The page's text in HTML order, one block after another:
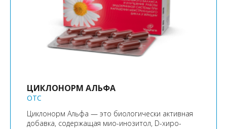
ЦИКЛОНОРМ АЛЬФА
OTC
Циклонорм Альфа — это биологически активная
добавка, содержащая мио-инозитол, D-хиро-